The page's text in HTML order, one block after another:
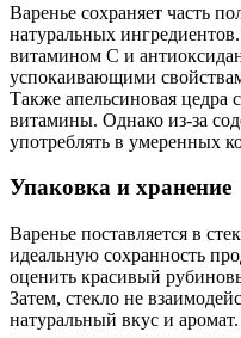
Варенье сохраняет часть
натуральных
витамином C и
успокаивающими
Также апельсиновая цедра
витамины. Однако из-за
употреблять в умеренных
Упаковка и хранение
Варенье поставляется в
идеальную сохранность
оценить красивый
Затем, стекло не
натуральный вкус и